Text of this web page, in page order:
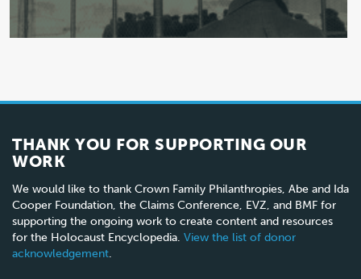
THANK YOU FOR SUPPORTING OUR
WORK
We would like to thank Crown Family Philanthropies, Abe and Ida
Cooper Foundation, the Claims Conference, EVZ, and BMF for
supporting the ongoing work to create content and resources
for the Holocaust Encyclopedia. View the list of donor
acknowledgement.